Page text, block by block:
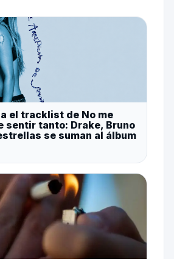
el tracklist de No me
sentir tanto: Drake, Bruno
se suman al álbum